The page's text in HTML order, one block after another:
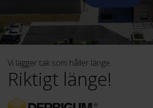
Vi lägger tak som håller länge.
Riktigt länge!